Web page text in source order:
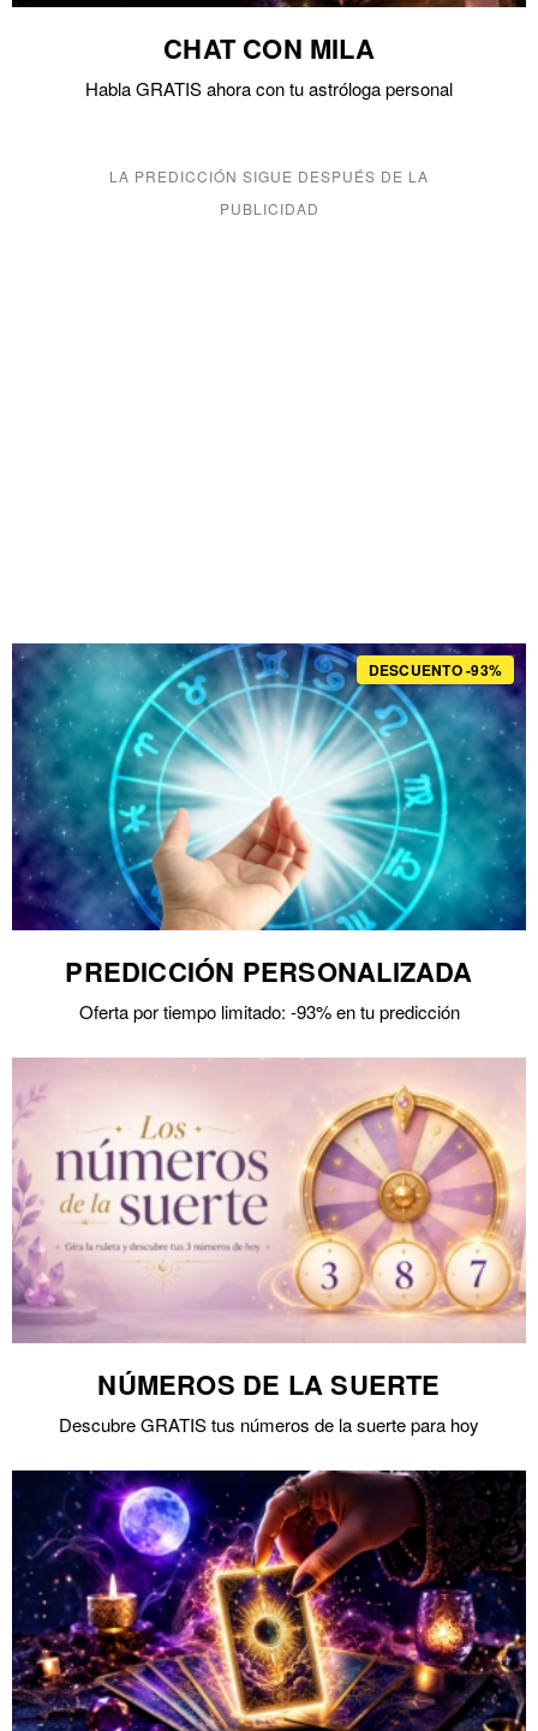
CHAT CON MILA
Habla GRATIS ahora con tu astróloga personal
DESCUENTO -93%
PREDICCIÓN PERSONALIZADA
Oferta por tiempo limitado: -93% en tu predicción
NÚMEROS DE LA SUERTE
Descubre GRATIS tus números de la suerte para hoy